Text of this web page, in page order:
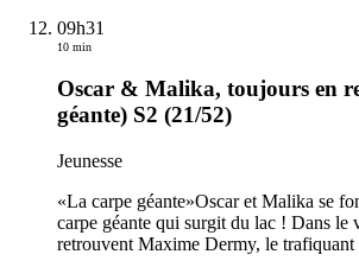
09h31
10 min
Oscar & Malika, toujours en
géante) S2 (21/52)
Jeunesse
«La carpe géante»Oscar et Malika se
carpe géante qui surgit du lac ! Dans le
retrouvent Maxime Dermy, le trafiquant